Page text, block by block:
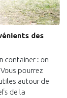
des
container : on
pourrez
autour de
de la